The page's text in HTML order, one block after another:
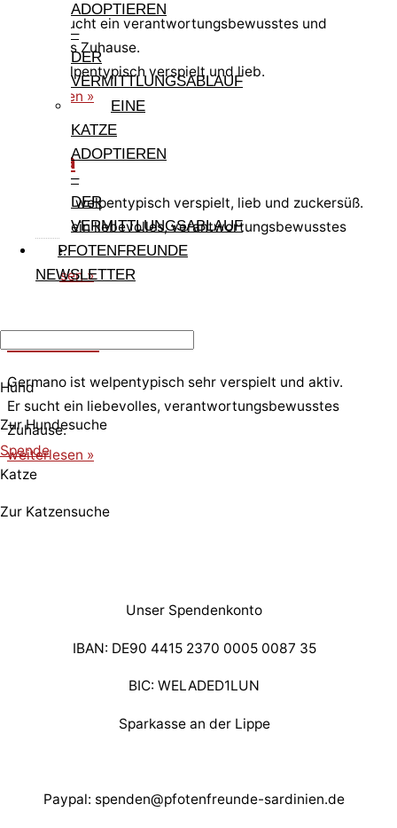
ADOPTIEREN
–
DER
VERMITTLUNGSABLAUF
EINE
KATZE
ADOPTIEREN
–
DER
VERMITTLUNGSABLAUF
PFOTENFREUNDE
NEWSLETTER
Hund
Zur Hundesuche
Spende
Katze
Zur Katzensuche
Gigloila sucht ein verantwortungsbewusstes und
liebevolles Zuhause.
Sie ist welpentypisch verspielt und lieb.
weiterlesen »
Gisella
Gisella ist welpentypisch verspielt, lieb und zuckersüß.
Sie sucht ein liebevolles, verantwortungsbewusstes
Zuhause.
weiterlesen »
Germano ist welpentypisch sehr verspielt und aktiv.
Er sucht ein liebevolles, verantwortungsbewusstes
Zuhause.
weiterlesen »
Unser Spendenkonto
IBAN: DE90 4415 2370 0005 0087 35
BIC: WELADED1LUN
Sparkasse an der Lippe
Paypal: spenden@pfotenfreunde-sardinien.de